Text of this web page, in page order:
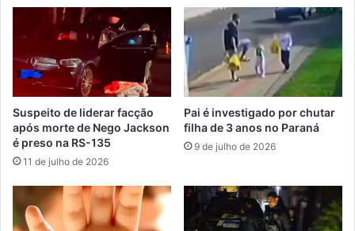
Suspeito de liderar facção
após morte de Nego Jackson
é preso na RS-135
11 de julho de 2026
Pai é investigado por chutar
filha de 3 anos no Paraná
9 de julho de 2026